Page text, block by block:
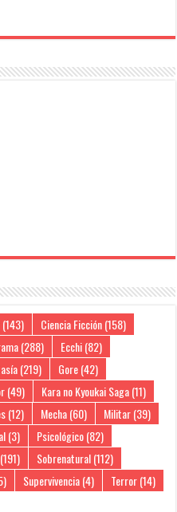
(143) Ciencia Ficción(158)
(288) Ecchi(82)
(219) Gore(42)
(49) Kara no Kyoukai Saga(11)
(12) Mecha(60) Militar(39)
(3) Psicológico(82)
(191) Sobrenatural(112)
Supervivencia(4) Terror(14)